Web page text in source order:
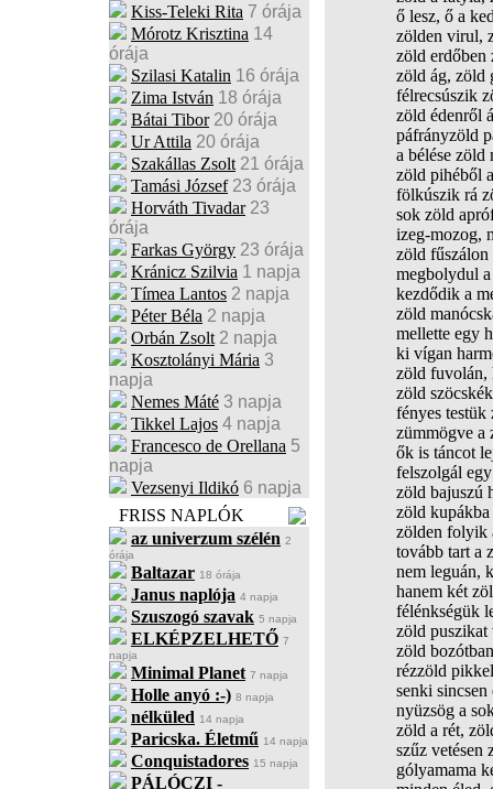
Kiss-Teleki Rita 7 órája
Mórotz Krisztina 14
órája
Szilasi Katalin 16 órája
Zima István 18 órája
Bátai Tibor 20 órája
Ur Attila 20 órája
Szakállas Zsolt 21 órája
Tamási József 23 órája
Horváth Tivadar 23
órája
Farkas György 23 órája
Kránicz Szilvia 1 napja
Tímea Lantos 2 napja
Péter Béla 2 napja
Orbán Zsolt 2 napja
Kosztolányi Mária 3
napja
Nemes Máté 3 napja
Tikkel Lajos 4 napja
Francesco de Orellana 5
napja
Vezsenyi Ildikó 6 napja
FRISS NAPLÓK
az univerzum szélén 2
órája
Baltazar 18 órája
Janus naplója 4 napja
Szuszogó szavak 5 napja
ELKÉPZELHETŐ 7
napja
Minimal Planet 7 napja
Holle anyó :-) 8 napja
nélküled 14 napja
Paricska. Életmű 14 napja
Conquistadores 15 napja
PÁLÓCZI -
ő lesz, ő a
zölden virul,
zöld erdőben
zöld ág, zöld
félrecsúszik
zöld édenről
páfrányzöld
a bélése zöld
zöld pihéből
fölkúszik rá
sok zöld
izeg-mozog,
zöld fűszálon
megbolydul
kezdődik a
zöld
mellette egy
ki vígan
zöld fuvolán,
zöld
fényes testük
zümmögve a
ők is táncot
felszolgál
zöld bajuszú
zöld
zölden folyik
tovább tart a
nem leguán,
hanem két
félénkségük
zöld puszikat
zöld
rézzöld
senki sincsen
nyüzsög a
zöld a rét,
szűz vetésen
gólyamama